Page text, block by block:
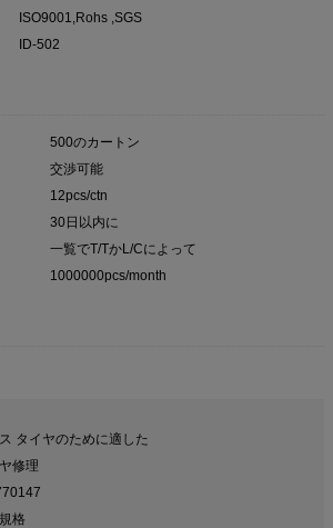
ISO9001,Rohs ,SGS
ID-502
500のカートン
交渉可能
12pcs/ctn
30日以内に
一覧でT/TかL/Cによって
1000000pcs/month
タイヤのために適した
修理
格